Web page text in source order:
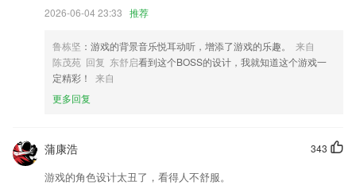
1.·取得胜利即可获得优质的奖励，便于用户提升排行榜的名次
大全，儿童学习游戏，儿童益智游戏，儿童拖拖乐游戏，儿童拼图，儿童
故事，幼儿启蒙，幼儿学习游戏，早教宝典，早教故事
3.·鼓励分享见解、体验和对未来的想象，做有价值的传播
5.作品展示 秀我进步：学生录制喜欢作品上传，展示自己的学习成果，
获得成就感，让学生有比较地学习，能自己看到自己的优势和不足；
6.为了方便报考本校的学生查看学校中的所有概况，在主页面就可以看到
2026-06-04 23:33 推荐
鲁栋坚 ：游戏的背景音乐悦耳动听，增添了游戏的乐趣。
来自
陈茂苑 回复 东舒启看到这个BOSS的设计，我就知道这个游戏一
定精彩！
来自
更多回复
343
蒲康浩
游戏的角色设计太丑了，看得人不舒服。